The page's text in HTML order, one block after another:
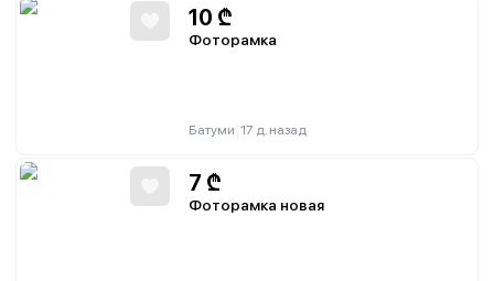
10 ₾
Фоторамка
Батуми 17 д. назад
7 ₾
Фоторамка новая